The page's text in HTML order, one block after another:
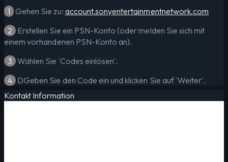
1 Gehen Sie zu: account.sonyentertainmentnetwork.com
2 Erstellen Sie ein PSN-Konto (oder melden Sie sich mit
einem vorhandenen PSN-Konto an).
3 Wählen Sie 'Codes einlösen'.
4 DGeben Sie den Code ein und klicken Sie auf 'Weiter'.
Kontakt Information